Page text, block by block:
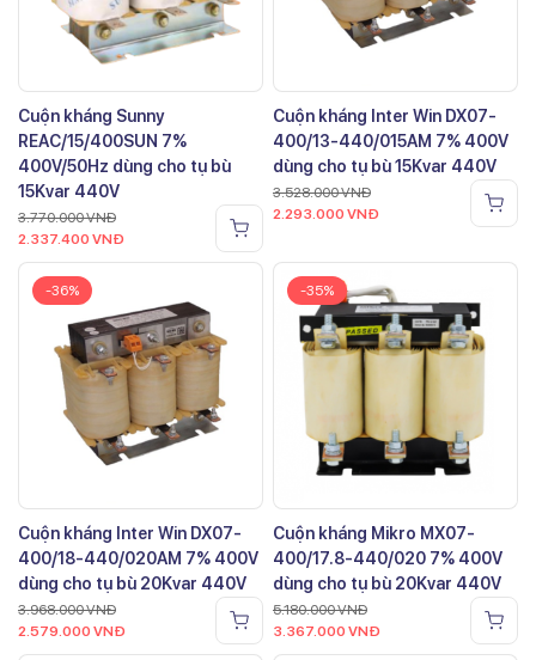
Cuộn kháng Sunny
REAC/15/400SUN 7%
400V/50Hz dùng cho tụ bù
15Kvar 440V
3.770.000VNĐ
2.337.400 VNĐ
Cuộn kháng Inter Win DX07-
400/13-440/015AM 7% 400V
dùng cho tụ bù 15Kvar 440V
3.528.000VNĐ
2.293.000 VNĐ
-36%
Cuộn kháng Inter Win DX07-
400/18-440/020AM 7% 400V
dùng cho tụ bù 20Kvar 440V
3.968.000VNĐ
2.579.000 VNĐ
-35%
Cuộn kháng Mikro MX07-
400/17.8-440/020 7% 400V
dùng cho tụ bù 20Kvar 440V
5.180.000VNĐ
3.367.000 VNĐ